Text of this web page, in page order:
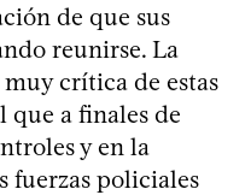
de que sus
reunirse. La
crítica de estas
que a finales de
y en la
fuerzas policiales